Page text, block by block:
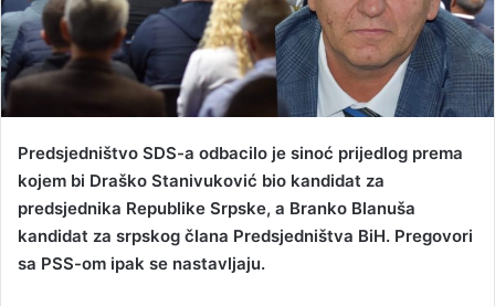
a
i
l
Predsjedništvo SDS-a odbacilo je sinoć prijedlog prema
kojem bi Draško Stanivuković bio kandidat za
predsjednika Republike Srpske, a Branko Blanuša
kandidat za srpskog člana Predsjedništva BiH. Pregovori
sa PSS-om ipak se nastavljaju.